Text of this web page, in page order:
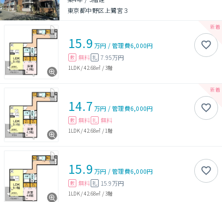
東京都中野区上鷺宮３
15.9 万円 /管理費6,000円
敷 無料 礼 7.95万円
1LDK/42.68㎡ /3階
14.7 万円 /管理費6,000円
敷 無料 礼 無料
1LDK/42.68㎡ / 1階
15.9 万円 /管理費6,000円
敷 無料 礼 15.9万円
1LDK/42.68㎡ /3階